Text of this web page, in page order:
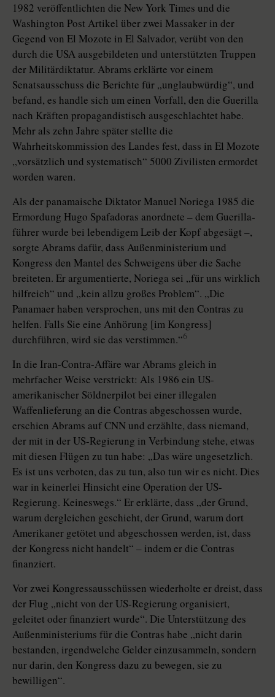
1982 veröffentlichten die New York Times und die
Washington Post Artikel über zwei Massaker in der
Gegend von El Mozote in El Salvador, verübt von den
durch die USA ausgebildeten und unterstützten Truppen
der Militärdiktatur. Abrams erklärte vor einem
Senatsausschuss die Berichte für „unglaubwürdig“, und
befand, es handle sich um einen Vorfall, den die Guerilla
nach Kräften propagandistisch ausgeschlachtet habe.
Mehr als zehn Jahre später stellte die
Wahrheitskommission des Landes fest, dass in El Mozote
„vorsätzlich und systematisch“ 5000 Zivilisten ermordet
worden waren.
Als der panamaische Diktator Manuel Noriega 1985 die
Ermordung Hugo Spafadoras anordnete – dem Gue­ril­la­
führer wurde bei lebendigem Leib der Kopf abgesägt –,
sorgte Abrams dafür, dass Außenministerium und
Kongress den Mantel des Schweigens über die Sache
breiteten. Er argumentierte, Noriega sei „für uns wirklich
hilfreich“ und „kein allzu großes Problem“. „Die
Panamaer haben versprochen, uns mit den Contras zu
helfen. Falls Sie eine Anhörung [im Kongress]
durchführen, wird sie das verstimmen.“6
In die Iran-Contra-Affäre war Abrams gleich in
mehrfacher Weise verstrickt: Als 1986 ein US-
amerikanischer Söldnerpilot bei einer illegalen
Waffenlieferung an die Contras abgeschossen wurde,
erschien Abrams auf CNN und erzählte, dass niemand,
der mit in der US-Regierung in Verbindung stehe, etwas
mit diesen Flügen zu tun habe: „Das wäre ungesetzlich.
Es ist uns verboten, das zu tun, also tun wir es nicht. Dies
war in keinerlei Hinsicht eine Operation der US-
Regierung. Keineswegs.“ Er erklärte, dass „der Grund,
warum dergleichen geschieht, der Grund, warum dort
Amerikaner getötet und abgeschossen werden, ist, dass
der Kongress nicht handelt“ – indem er die Contras
finanziert.
Vor zwei Kongressausschüssen wiederholte er dreist, dass
der Flug „nicht von der US-Regierung organisiert,
geleitet oder finanziert wurde“. Die Unterstützung des
Außenministeriums für die Contras habe „nicht darin
bestanden, irgendwelche Gelder einzusammeln, sondern
nur darin, den Kongress dazu zu bewegen, sie zu
bewilligen“.